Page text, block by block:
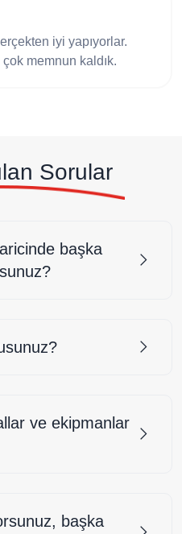
ayrıca
tercih sebebim
Sorular
başka
ve ekipmanlar
başka